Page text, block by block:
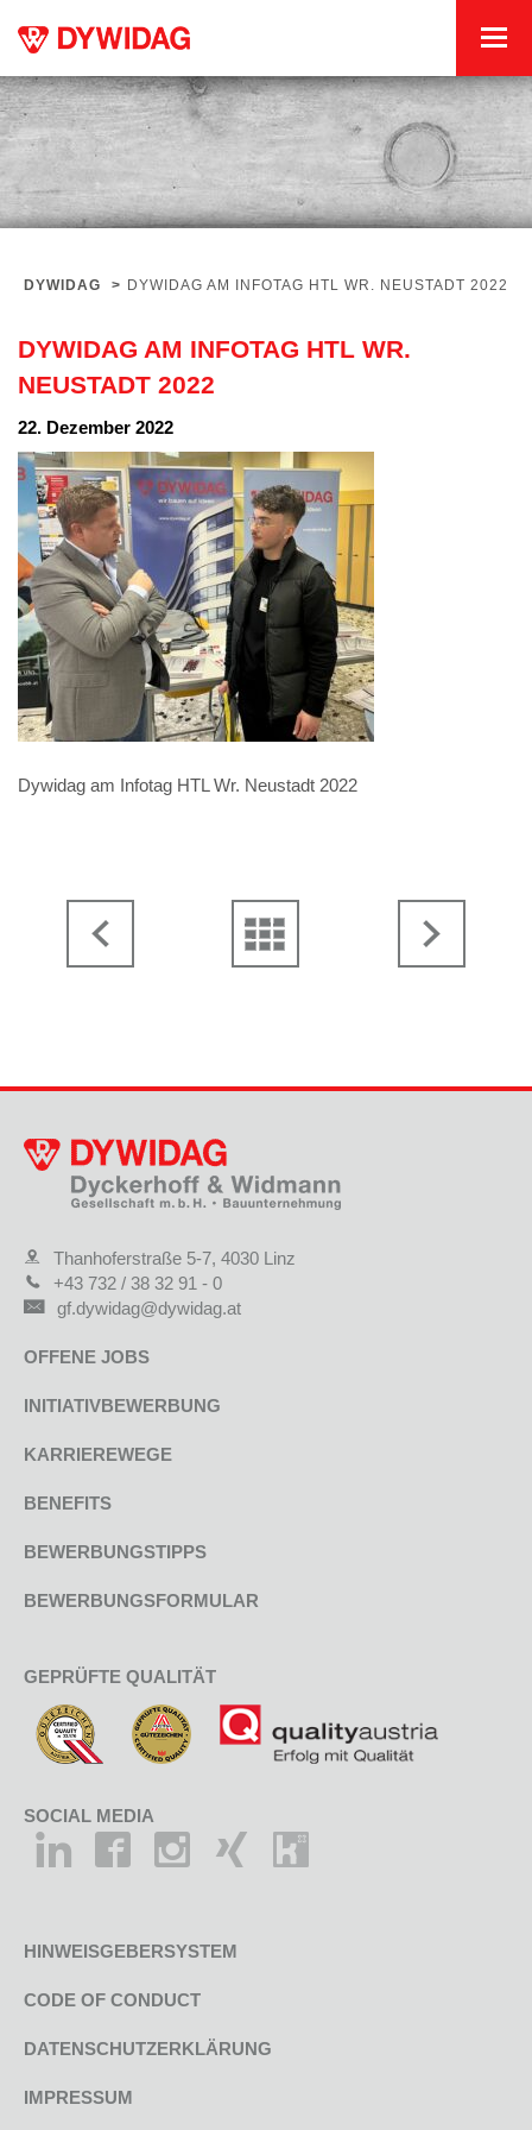
DYWIDAG > DYWIDAG AM INFOTAG HTL WR. NEUSTADT 2022
DYWIDAG AM INFOTAG HTL WR.
NEUSTADT 2022
22. Dezember 2022
Dywidag am Infotag HTL Wr. Neustadt 2022
Thanhoferstraße 5-7, 4030 Linz
+43 732 / 38 32 91 - 0
gf.dywidag@dywidag.at
OFFENE JOBS
INITIATIVBEWERBUNG
KARRIEREWEGE
BENEFITS
BEWERBUNGSTIPPS
BEWERBUNGSFORMULAR
GEPRÜFTE QUALITÄT
SOCIAL MEDIA
HINWEISGEBERSYSTEM
CODE OF CONDUCT
DATENSCHUTZERKLÄRUNG
IMPRESSUM